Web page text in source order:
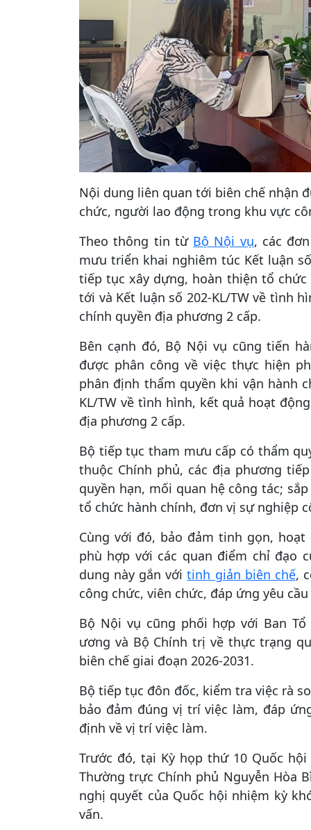
Nội dung liên quan tới biên chế nhận
chức, người lao động trong khu vực
Theo thông tin từ Bộ Nội vụ, các
mưu triển khai nghiêm túc Kết luận
tiếp tục xây dựng, hoàn thiện tổ
tới và Kết luận số 202-KL/TW về tình
chính quyền địa phương 2 cấp.
Bên cạnh đó, Bộ Nội vụ cũng tiến
được phân công về việc thực hiện
phân định thẩm quyền khi vận hành
KL/TW về tình hình, kết quả hoạt
địa phương 2 cấp.
Bộ tiếp tục tham mưu cấp có thẩm
thuộc Chính phủ, các địa phương
quyền hạn, mối quan hệ công tác;
tổ chức hành chính, đơn vị sự nghiệp
Cùng với đó, bảo đảm tinh gọn,
phù hợp với các quan điểm chỉ đạo
dung này gắn vớitinh giản biên chế,
công chức, viên chức, đáp ứng yêu
Bộ Nội vụ cũng phối hợp với Ban
ương và Bộ Chính trị về thực trạng
biên chế giai đoạn 2026-2031.
Bộ tiếp tục đôn đốc, kiểm tra việc rà
bảo đảm đúng vị trí việc làm, đáp
định về vị trí việc làm.
Trước đó, tại Kỳ họp thứ 10 Quốc
Thường trực Chính phủ Nguyễn Hòa
nghị quyết của Quốc hội nhiệm kỳ
vấn.